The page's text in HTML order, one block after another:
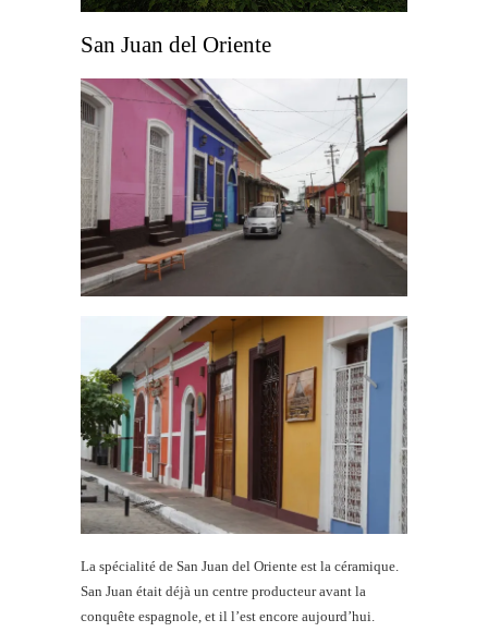
San Juan del Oriente
La spécialité de San Juan del Oriente est la céramique.
San Juan était déjà un centre producteur avant la
conquête espagnole, et il l’est encore aujourd’hui.